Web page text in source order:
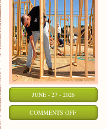
JUNE - 27 - 2026
COMMENTS OFFON